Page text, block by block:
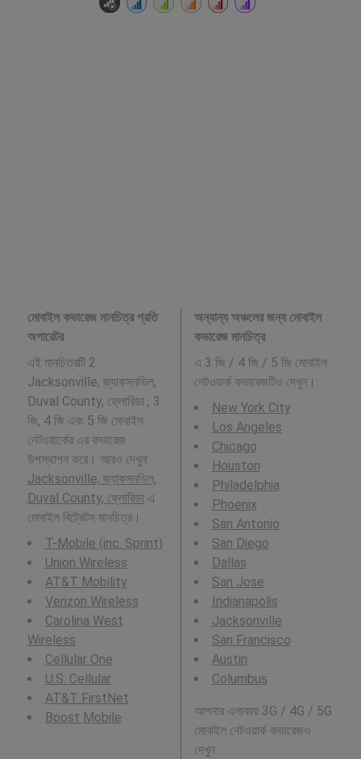
মোবাইল কভারেজ মানচিত্র প্রতি
অপারেটর
এই মানচিত্রটি 2
Jacksonville, জ্যাকসনভিল,
Duval County, ফ্লোরিডা , 3
জি, 4 জি এবং 5 জি মোবাইল
নেটওয়ার্কের এর কভারেজ
উপস্থাপন করে। আরও দেখুন:
Jacksonville, জ্যাকসনভিল,
Duval County, ফ্লোরিডাএ
মোবাইল বিট্রেটস মানচিত্র।
T-Mobile (inc. Sprint)
Union Wireless
AT&T Mobility
Verizon Wireless
Carolina West
Wireless
Cellular One
U.S. Cellular
AT&T FirstNet
Boost Mobile
অন্যান্য অঞ্চলের জন্য মোবাইল
কভারেজ মানচিত্র
এ 3 জি / 4 জি / 5 জি মোবাইল
নেটওয়ার্ক কভারেজটিও দেখুন।:
New York City
Los Angeles
Chicago
Houston
Philadelphia
Phoenix
San Antonio
San Diego
Dallas
San Jose
Indianapolis
Jacksonville
San Francisco
Austin
Columbus
আপনার এলাকায় 3G / 4G / 5G
মোবাইল নেটওয়ার্ক কভারেজও
দেখুন: